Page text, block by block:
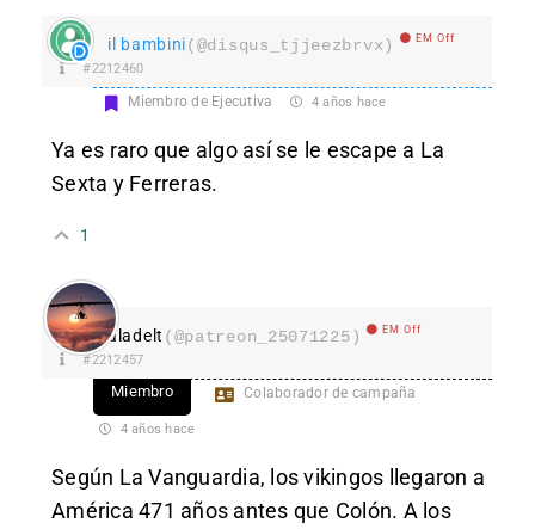
il bambini(@disqus_tjjeezbrvx) EM Off
#2212460
Miembro de Ejecutiva 4 años hace
Ya es raro que algo así se le escape a La
Sexta y Ferreras.
1
aladelt (@patreon_25071225) EM Off
#2212457
Miembro Colaborador de campaña
4 años hace
Según La Vanguardia, los vikingos llegaron a
América 471 años antes que Colón. A los